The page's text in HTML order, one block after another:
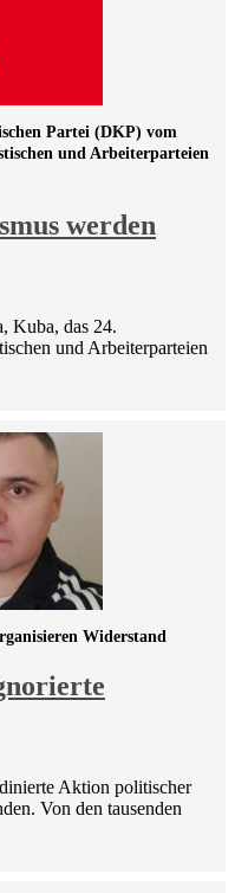
werden
Partei (DKP) vom
und Arbeiterparteien
Kuba, das 24.
und Arbeiterparteien
Widerstand
Aktion politischer
Von den tausenden